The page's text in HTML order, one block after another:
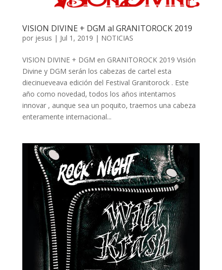
VISION DIVINE + DGM al GRANITOROCK 2019
por jesus | Jul 1, 2019 | NOTICIAS
VISION DIVINE + DGM en GRANITOROCK 2019 Visión
Divine y DGM serán los cabezas de cartel esta
diecinueveava edición del Festival Granitorock . Este
año como novedad, todos los años intentamos
innovar , aunque sea un poquito, traemos una cabeza
enteramente internacional...